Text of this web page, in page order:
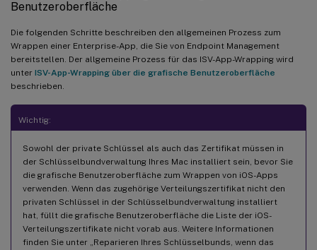
Benutzeroberfläche
Die folgenden Schritte beschreiben den allgemeinen Prozess zum
Wrappen einer Enterprise-App, die Sie von Endpoint Management
bereitstellen. Der allgemeine Prozess für das ISV-App-Wrapping wird
unter ISV-App-Wrapping über die grafische Benutzeroberfläche
beschrieben.
Wichtig:
Sowohl der private Schlüssel als auch das Zertifikat müssen in
der Schlüsselbundverwaltung Ihres Mac installiert sein, bevor Sie
die grafische Benutzeroberfläche zum Wrappen von iOS-Apps
verwenden. Wenn das zugehörige Verteilungszertifikat nicht den
privaten Schlüssel in der Schlüsselbundverwaltung installiert
hat, füllt die grafische Benutzeroberfläche die Liste der iOS-
Verteilungszertifikate nicht vorab aus. Weitere Informationen
finden Sie unter „Reparieren Ihres Schlüsselbunds, wenn das